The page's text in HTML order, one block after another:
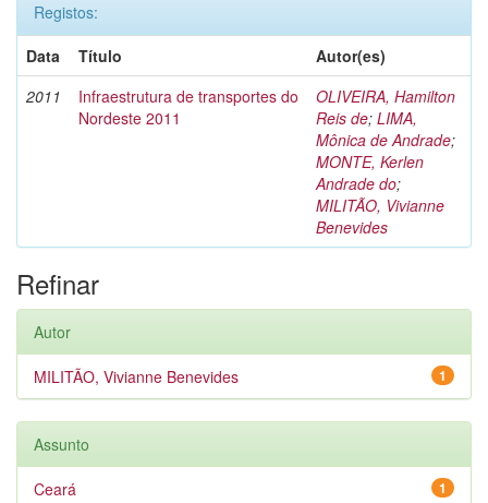
Registos:
Data
Título
Autor(es)
2011
Infraestrutura de transportes do
Nordeste 2011
OLIVEIRA, Hamilton
Reis de; LIMA,
Mônica de Andrade;
MONTE, Kerlen
Andrade do;
MILITÃO, Vivianne
Benevides
Refinar
Autor
1
MILITÃO, Vivianne Benevides
Assunto
1
Ceará